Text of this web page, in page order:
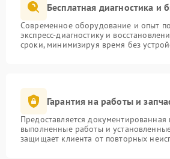
Бесплатная диагностика и
Современное оборудование и опыт
экспресс-диагностику и
сроки, минимизируя время без
Гарантия на работы и
Предоставляется документированная
выполненные работы и
защищает клиента от повторных